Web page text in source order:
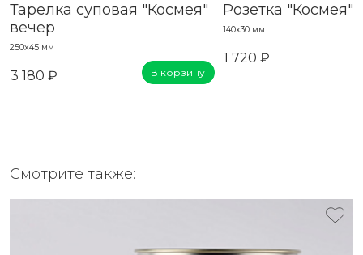
Тарелка суповая "Космея"
вечер
250x45 мм
3 180 ₽ В корзину
Розетка "Космея"
140х30 мм
1 720 ₽
Смотрите также: